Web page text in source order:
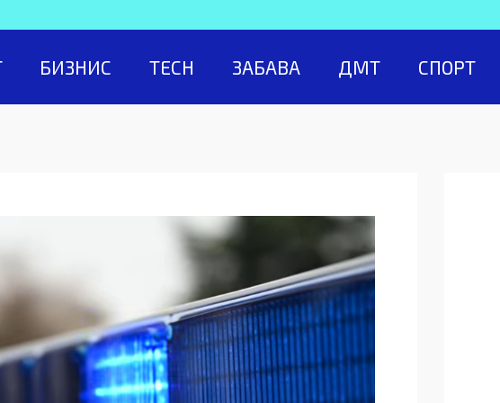
БИЗНИС TECH ЗАБАВА ДМТ СПОРТ